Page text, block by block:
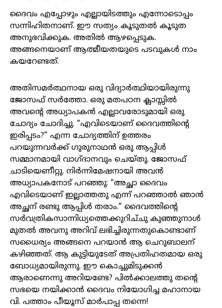
ദൈവം എപ്പോഴും എല്ലായിടത്തും എന്നോടൊപ്പം
സന്നിഹിതനാണ്. ഈ സത്യം കൂടുതൽ കൂടുത
അനുഭവിക്കുക. അതിൽ ആഴപ്പെടുക.
അങ്ങനെയാണ് ആത്മീയതയുടെ പടവുകൾ നാം
കയറേണ്ടത്.
അതിസമർത്ഥനായ ഒരു വിദ്യാർത്ഥിയായിരുന്നു
ജോസഫ് സർത്തോ. ഒരു മതപഠന ക്ലാസ്സിൽ
അവന്റെ അധ്യാപകൻ എല്ലാവരോടുമായി ഒരു
ചോദ്യം ചോദിച്ചു. “എവിടെയാണ് ദൈവത്തിന്റെ
ഇരിപ്പടം?” എന്ന ചോദ്യത്തിന് ഉത്തരം
പറയുന്നവർക്ക് ഗുരുനാഥൻ ഒരു ആപ്പിൾ
സമ്മാനമായി വാഗ്ദാനവും ചെയ്തു. ജോസഫ്
ചാടിയെണീറ്റു. നിർന്നിമേഷനായി അവൻ
അധ്യാപകനോട് പറഞ്ഞു: “അച്ഛാ ദൈവം
എവിടെയാണ് ഇല്ലാത്തതു എന്ന് പറഞ്ഞാൽ ഞാൻ
അച്ഛന് രണ്ടു ആപ്പിൾ തരാം.” ദൈവത്തിന്റെ
സർവത്രികസാന്നിധ്യത്തെക്കുറിച്ചു കുഞ്ഞുനാൾ
മുതൽ അവനു അറിവ് ലഭിച്ചിരുന്നതുകൊണ്ടാണ്
സധൈര്യം അങ്ങനെ പറയാൻ ആ ചെറുബാലന്‌
കഴിഞ്ഞത്. ആ കുട്ടിയുടേത് അപ്രതിഹതമായ ഒരു
ബോധ്യമായിരുന്നു. ഈ കൊച്ചുമിടുക്കൻ
ആരാണെന്നു അറിയണ്ടേ? പിൽക്കാലത്തു തന്റെ
സഭയെ നയിക്കാൻ ദൈവം നിയോഗിച്ച മഹാനായ
വി. പത്താം പീയൂസ് മാർപാപ്പ തന്നെ!